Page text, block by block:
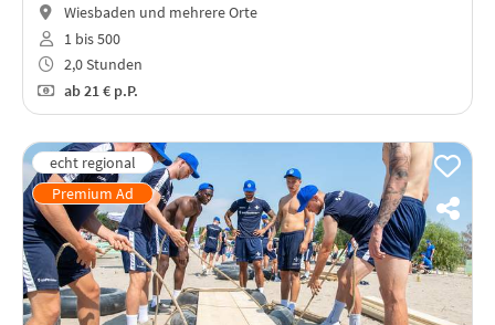
Wiesbaden und mehrere Orte
1 bis 500
2,0 Stunden
ab21 € p.P.